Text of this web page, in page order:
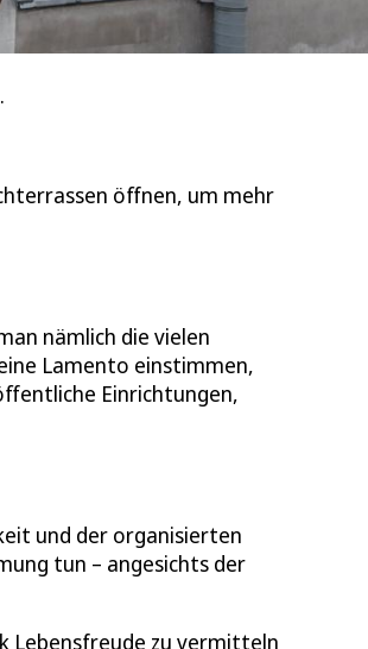
öffnen, um mehr
nämlich die vielen
Lamento einstimmen,
Einrichtungen,
und der organisierten
tun – angesichts der
Lebensfreude zu vermitteln